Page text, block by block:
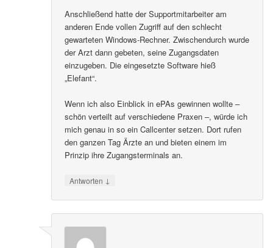
Anschließend hatte der Supportmitarbeiter am
anderen Ende vollen Zugriff auf den schlecht
gewarteten Windows-Rechner. Zwischendurch wurde
der Arzt dann gebeten, seine Zugangsdaten
einzugeben. Die eingesetzte Software hieß
„Elefant“.
Wenn ich also Einblick in ePAs gewinnen wollte –
schön verteilt auf verschiedene Praxen –, würde ich
mich genau in so ein Callcenter setzen. Dort rufen
den ganzen Tag Ärzte an und bieten einem im
Prinzip ihre Zugangsterminals an.
Antworten ↓